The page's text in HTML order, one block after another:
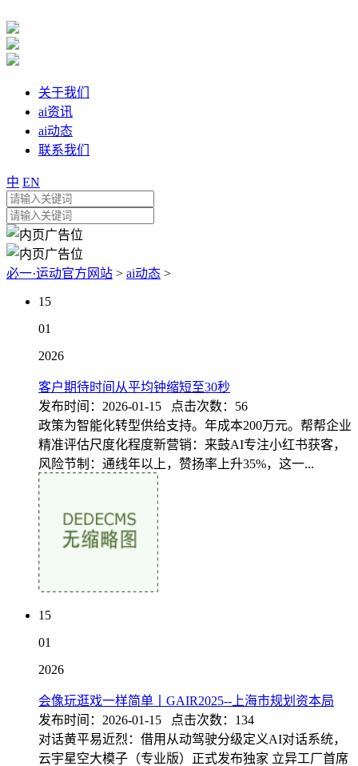
关于我们
ai资讯
ai动态
联系我们
中 EN
必一·运动官方网站 > ai动态 >
15
01
2026
客户期待时间从平均钟缩短至30秒
发布时间：2026-01-15 点击次数：56
政策为智能化转型供给支持。年成本200万元。帮帮企业
精准评估尺度化程度新营销：来鼓AI专注小红书获客，
风险节制：通线年以上，赞扬率上升35%，这一...
15
01
2026
会像玩逛戏一样简单丨GAIR2025--上海市规划资本局
发布时间：2026-01-15 点击次数：134
对话黄平易近烈：借用从动驾驶分级定义AI对话系统，
云宇星空大模子（专业版）正式发布独家 立异工厂首席